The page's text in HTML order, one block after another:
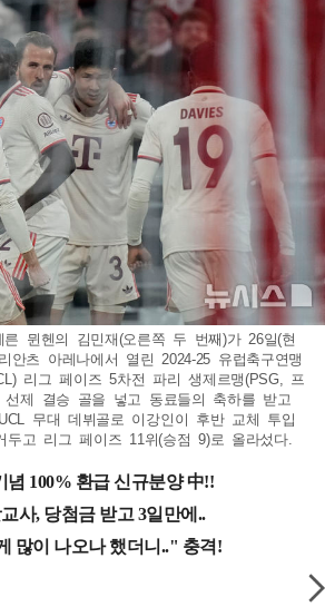
른 뮌헨의 김민재(오른쪽 두 번째)가 26일(현
안츠 아레나에서 열린 2024-25 유럽축구연맹
리그 페이즈 5차전 파리 생제르맹(PSG, 프
제 결승 골을 넣고 동료들의 축하를 받고
무대 데뷔골로 이강인이 후반 교체 투입
고 리그 페이즈 11위(승점 9)로 올라섰다.